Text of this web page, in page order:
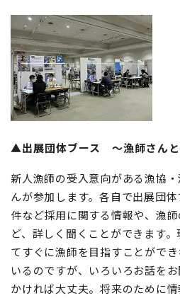
▲出展団体ブース 〜漁師さんと
新人漁師の受入意向がある漁協
んが参加します。各自で出展団
件など採用に関する情報や、漁
ど、詳しく聞くことができます
てすぐに漁師を目指すことがで
いるのですが、いろいろお話を
かければ大丈夫。将来のために